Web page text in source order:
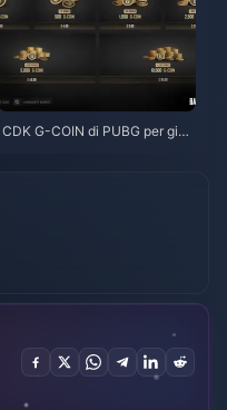
CDK G-COIN di PUBG per giug